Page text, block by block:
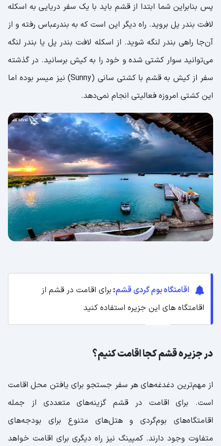
پس بنابراین شما ابتدا از قشم باید با یک سفر دریایی به اسکله
لافت بندر پل بروید. راه دیگر این است که به بندرعباس رفته و از
آن‌جا راهی بندر لنگه شوید. از اسکله لافت بندر پل یا بندر لنگه
می‌توانید سوار کشتی شده و خود را به کیش برسانید. در گذشته
سفر از کیش به قشم با کشتی سانی (Sunny) نیز میسر بوده اما
این کشتی امروزه فعالیتی انجام نمی‌دهد.
اقامتگاه بوم گردی قشم: برای اقامت در قشم از
اقامتگاه های این جزیره استفاده کنید
در جزیره قشم کجا اقامت کنیم؟
از مهم‌ترین دغدغه‌های هر سفر جستجو برای یافتن محل اقامت
است. برای اقامت در قشم گزینه‌های متعددی از جمله
اقامتگاه‌های بوم‌گردی و هتل‌های متنوع برای بودجه‌های
متفاوت وجود دارند. کمپینگ نیز راه دیگری برای اقامت خواهد